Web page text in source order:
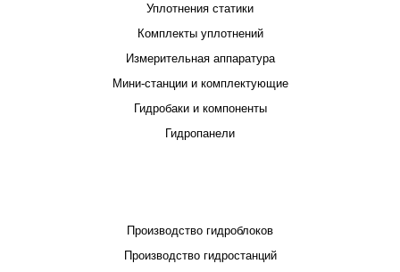
Уплотнения статики
Комплекты уплотнений
Измерительная аппаратура
Мини-станции и комплектующие
Гидробаки и компоненты
Гидропанели
Производство гидроблоков
Производство гидростанций